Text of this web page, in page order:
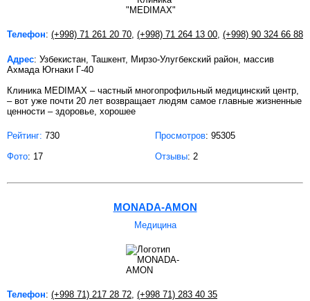
Телефон: (+998) 71 261 20 70, (+998) 71 264 13 00, (+998) 90 324 66 88
Адрес: Узбекистан, Ташкент, Мирзо-Улугбекский район, массив
Ахмада Югнаки Г-40
Клиника MEDIMAX – частный многопрофильный медицинский центр,
– вот уже почти 20 лет возвращает людям самое главные жизненные
ценности – здоровье, хорошее
Рейтинг: 730 Просмотров: 95305
Фото: 17 Отзывы: 2
MONADA-AMON
Медицина
Телефон: (+998 71) 217 28 72, (+998 71) 283 40 35